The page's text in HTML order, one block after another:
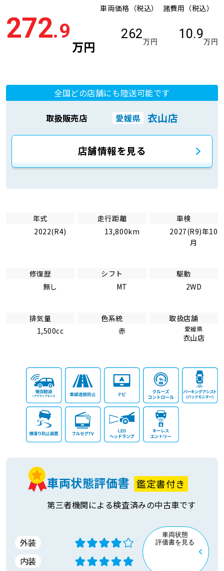
272.9
万円
車両価格（税込）
262
万円
諸費用（税込）
10.9
万円
全国どの店舗にも陸送可能です
取扱販売店 愛媛県 衣山店
店舗情報を見る
年式
2022(R4)
走行距離
13,800km
車検
2027(R9)年10
月
修復歴
無し
シフト
MT
駆動
2WD
排気量
1,500cc
色系統
赤
取扱店舗
愛媛県
衣山店
車両状態評価書 鑑定書付き
第三者機関による検査済みの中古車です
外装
内装
車両状態
評価書を見る